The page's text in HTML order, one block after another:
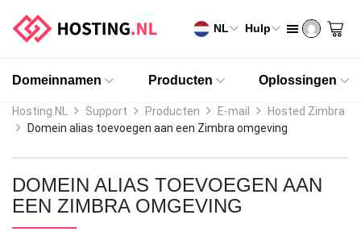
Domeinnamen Producten Oplossingen
NL Hulp
Hosting.NL Support Producten E-mail
Hosted Zimbra
Domein alias toevoegen aan een Zimbra omgeving
DOMEIN ALIAS TOEVOEGEN AAN
EEN ZIMBRA OMGEVING